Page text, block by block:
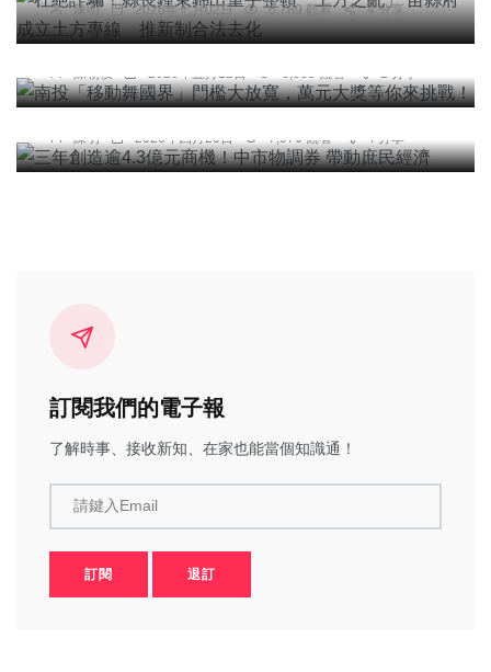
陳明 2026年七月02日 6,789 觀看 4 分享
南投「移動舞國界」門檻大放寬，萬元大獎等你來
挑戰！
陳朝枝 2026年五月12日 6,833 觀看 2 分享
社會 綜合新聞
三年創造逾4.3億元商機！中市物調券 帶動庶民經
濟
陳明 2026年四月20日 7,976 觀看 4 分享
訂閱我們的電子報
了解時事、接收新知、在家也能當個知識通！
請鍵入Email
訂閱 退訂